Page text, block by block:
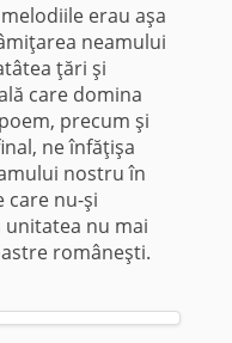
erau aşa
neamului
ţări şi
care domina
precum şi
ne înfăţişa
nostru în
care nu-şi
unitatea nu mai
româneşti.